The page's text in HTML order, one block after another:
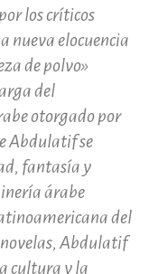
los críticos
nueva elocuencia
de polvo»
del
otorgado por
Abdulatif se
fantasía y
árabe
del
novelas, Abdulatif
cultura y la